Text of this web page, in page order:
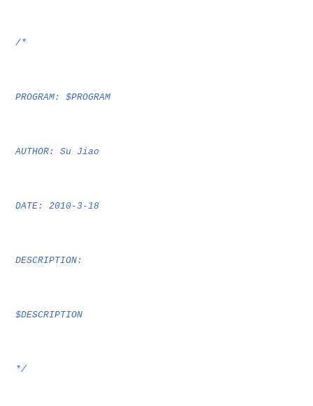
/*
PROGRAM: $PROGRAM
AUTHOR: Su Jiao
DATE: 2010-3-18
DESCRIPTION:
$DESCRIPTION
*/